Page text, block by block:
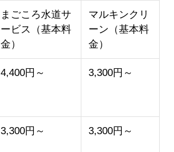
まごころ水道サ
ービス（基本料
金）
マルキンクリ
ーン（基本料
金）
4,400円～ 3,300円～
3,300円～ 3,300円～